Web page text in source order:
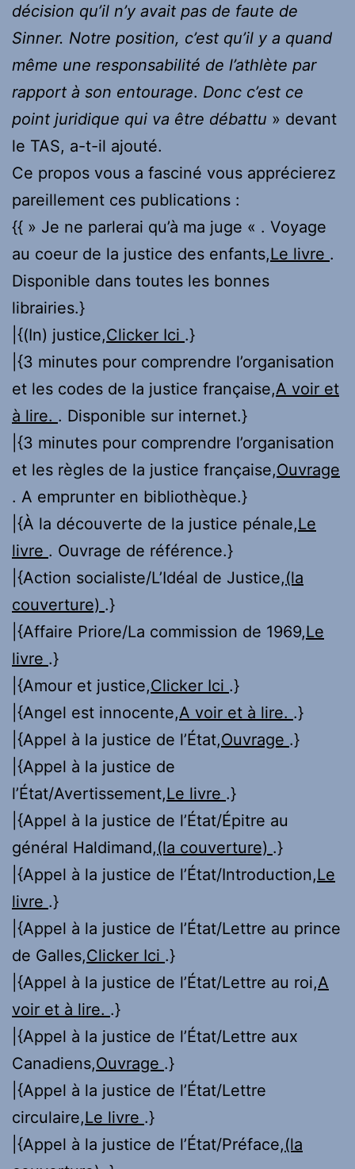
décision qu’il n’y avait pas de faute de
Sinner. Notre position, c’est qu’il y a quand
même une responsabilité de l’athlète par
rapport à son entourage. Donc c’est ce
point juridique qui va être débattu » devant
le TAS, a-t-il ajouté.
Ce propos vous a fasciné vous apprécierez
pareillement ces publications :
{{ » Je ne parlerai qu’à ma juge « . Voyage
au coeur de la justice des enfants,Le livre .
Disponible dans toutes les bonnes
librairies.}
|{(In) justice,Clicker Ici .}
|{3 minutes pour comprendre l’organisation
et les codes de la justice française,A voir et
à lire. . Disponible sur internet.}
|{3 minutes pour comprendre l’organisation
et les règles de la justice française,Ouvrage
. A emprunter en bibliothèque.}
|{À la découverte de la justice pénale,Le
livre . Ouvrage de référence.}
|{Action socialiste/L’Idéal de Justice,(la
couverture) .}
|{Affaire Priore/La commission de 1969,Le
livre .}
|{Amour et justice,Clicker Ici .}
|{Angel est innocente,A voir et à lire. .}
|{Appel à la justice de l’État,Ouvrage .}
|{Appel à la justice de
l’État/Avertissement,Le livre .}
|{Appel à la justice de l’État/Épitre au
général Haldimand,(la couverture) .}
|{Appel à la justice de l’État/Introduction,Le
livre .}
|{Appel à la justice de l’État/Lettre au prince
de Galles,Clicker Ici .}
|{Appel à la justice de l’État/Lettre au roi,A
voir et à lire. .}
|{Appel à la justice de l’État/Lettre aux
Canadiens,Ouvrage .}
|{Appel à la justice de l’État/Lettre
circulaire,Le livre .}
|{Appel à la justice de l’État/Préface,(la